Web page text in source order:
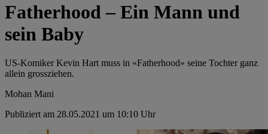
Fatherhood – Ein Mann und
sein Baby
US-Komiker Kevin Hart muss in «Fatherhood» seine Tochter ganz
allein grossziehen.
Mohan Mani
Publiziert am 28.05.2021 um 10:10 Uhr